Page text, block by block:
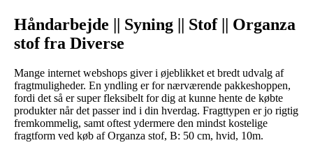
Håndarbejde || Syning || Stof || Organza
stof fra Diverse
Mange internet webshops giver i øjeblikket et bredt udvalg af
fragtmuligheder. En yndling er for nærværende pakkeshoppen,
fordi det så er super fleksibelt for dig at kunne hente de købte
produkter når det passer ind i din hverdag. Fragttypen er jo rigtig
fremkommelig, samt oftest ydermere den mindst kostelige
fragtform ved køb af Organza stof, B: 50 cm, hvid, 10m.